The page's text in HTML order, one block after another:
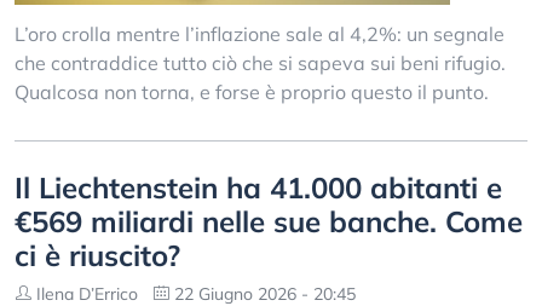
L’oro crolla mentre l’inflazione sale al 4,2%: un segnale
che contraddice tutto ciò che si sapeva sui beni rifugio.
Qualcosa non torna, e forse è proprio questo il punto.
Il Liechtenstein ha 41.000 abitanti e
€569 miliardi nelle sue banche. Come
ci è riuscito?
Ilena D’Errico 22 Giugno 2026 - 20:45